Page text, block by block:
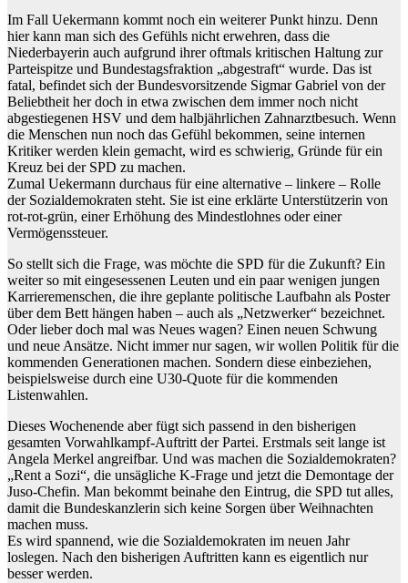
Im Fall Uekermann kommt noch ein weiterer Punkt hinzu. Denn
hier kann man sich des Gefühls nicht erwehren, dass die
Niederbayerin auch aufgrund ihrer oftmals kritischen Haltung zur
Parteispitze und Bundestagsfraktion „abgestraft“ wurde. Das ist
fatal, befindet sich der Bundesvorsitzende Sigmar Gabriel von der
Beliebtheit her doch in etwa zwischen dem immer noch nicht
abgestiegenen HSV und dem halbjährlichen Zahnarztbesuch. Wenn
die Menschen nun noch das Gefühl bekommen, seine internen
Kritiker werden klein gemacht, wird es schwierig, Gründe für ein
Kreuz bei der SPD zu machen.
Zumal Uekermann durchaus für eine alternative – linkere – Rolle
der Sozialdemokraten steht. Sie ist eine erklärte Unterstützerin von
rot-rot-grün, einer Erhöhung des Mindestlohnes oder einer
Vermögenssteuer.
So stellt sich die Frage, was möchte die SPD für die Zukunft? Ein
weiter so mit eingesessenen Leuten und ein paar wenigen jungen
Karrieremenschen, die ihre geplante politische Laufbahn als Poster
über dem Bett hängen haben – auch als „Netzwerker“ bezeichnet.
Oder lieber doch mal was Neues wagen? Einen neuen Schwung
und neue Ansätze. Nicht immer nur sagen, wir wollen Politik für die
kommenden Generationen machen. Sondern diese einbeziehen,
beispielsweise durch eine U30-Quote für die kommenden
Listenwahlen.
Dieses Wochenende aber fügt sich passend in den bisherigen
gesamten Vorwahlkampf-Auftritt der Partei. Erstmals seit lange ist
Angela Merkel angreifbar. Und was machen die Sozialdemokraten?
„Rent a Sozi“, die unsägliche K-Frage und jetzt die Demontage der
Juso-Chefin. Man bekommt beinahe den Eintrug, die SPD tut alles,
damit die Bundeskanzlerin sich keine Sorgen über Weihnachten
machen muss.
Es wird spannend, wie die Sozialdemokraten im neuen Jahr
loslegen. Nach den bisherigen Auftritten kann es eigentlich nur
besser werden.